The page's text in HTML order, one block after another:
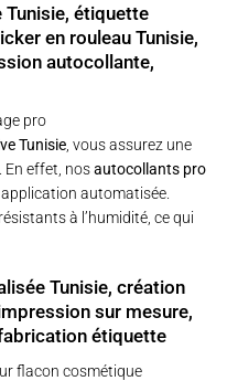
étiquette
en rouleau Tunisie,
autocollante,
Tunisie, vous assurez une
effet, nosautocollants pro
automatisée.
à l’humidité, ce qui
Tunisie, création
sur mesure,
étiquette